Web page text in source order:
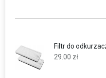
Filtr do
29.00 zł